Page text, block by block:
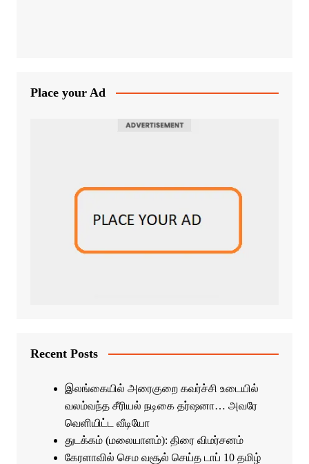
Place your Ad
Recent Posts
இலங்கையில் அரைகுறை கவர்ச்சி உடையில்
வலம்வந்த சீரியல் நடிகை தர்ஷனா… அவரே
வெளியிட்ட வீடியோ
துடக்கம் (மலையாளம்): திரை விமர்சனம்
கேரளாவில் செம வசூல் செய்த டாப் 10 தமிழ்